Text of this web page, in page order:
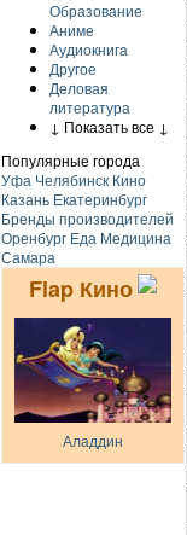
Образование
Аниме
Аудиокнига
Другое
Деловая
литература
↓ Показать все ↓
Популярные города
Уфа Челябинск Кино
Казань Екатеринбург
Бренды производителей
Оренбург Еда Медицина
Самара
Flap Кино
Аладдин